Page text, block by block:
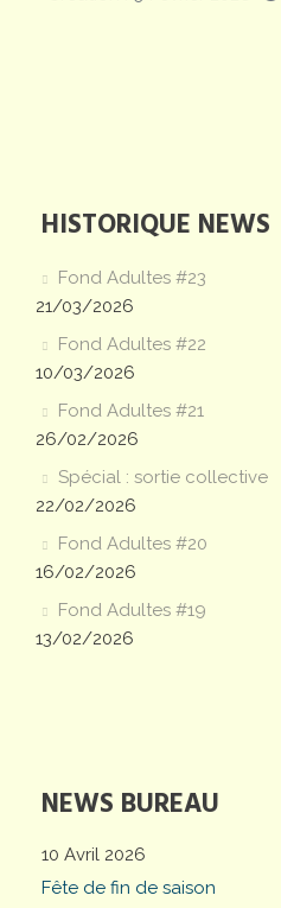
HISTORIQUE NEWS
Fond Adultes #23
21/03/2026
Fond Adultes #22
10/03/2026
Fond Adultes #21
26/02/2026
Spécial : sortie collective
22/02/2026
Fond Adultes #20
16/02/2026
Fond Adultes #19
13/02/2026
NEWS BUREAU
10 Avril 2026
Fête de fin de saison